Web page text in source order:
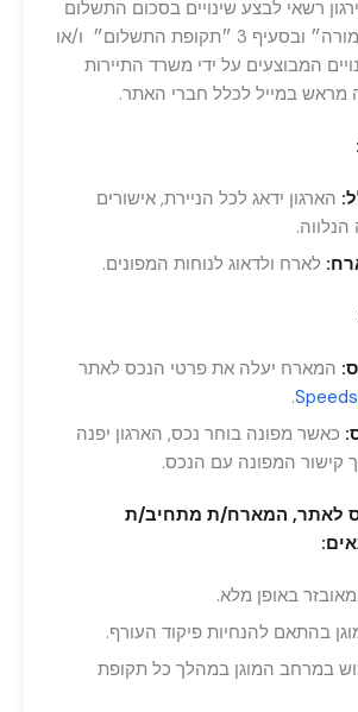
רשאי לבצע שינויים בסכום התשלום
בסעיף 2 ״תמורה״ ובסעיף 3 ״תקופת התשלום״ ו/או
המבוצעים על ידי משרד התיירות
מראש במייל לכלל חברי האתר.
הארגון ידאג לכל הניירת, אישורים
הנלווה.
לארח ולדאוג לנוחות המפונים.
המארח יעלה את פרטי הנכס לאתר
.
כאשר מפונה בוחר נכס, הארגון יפנה
קישור המפונה עם הנכס.
לאתר, המארח/ת מתחיב/ת
באופן מלא.
בהתאם להנחיות פיקוד העורף.
במרחב המוגן במהלך כל תקופת